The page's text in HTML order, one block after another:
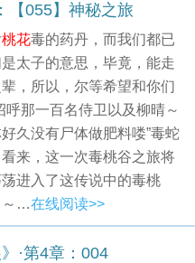
【055】神秘之旅
桃花毒的药丹，而我们都已
太子的意思，毕竟，能走
，所以，尔等希望和你们
那一百名侍卫以及柳晴～
久没有尸体做肥料喽”毒蛇
来，这一次毒桃谷之旅将
进入了这传说中的毒桃
～…在线阅读>>
·第4章：004